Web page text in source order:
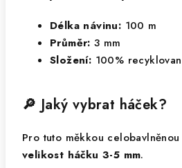
Délka návinu: 100 m
Průměr: 3 mm
Složení: 100%
🔎 Jaký vybrat háček?
Pro tuto měkkou
velikost háčku 3-5 mm.